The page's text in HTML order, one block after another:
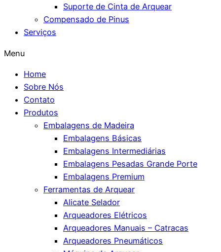
Suporte de Cinta de Arquear
Compensado de Pinus
Serviços
Menu
Home
Sobre Nós
Contato
Produtos
Embalagens de Madeira
Embalagens Básicas
Embalagens Intermediárias
Embalagens Pesadas Grande Porte
Embalagens Premium
Ferramentas de Arquear
Alicate Selador
Arqueadores Elétricos
Arqueadores Manuais – Catracas
Arqueadores Pneumáticos